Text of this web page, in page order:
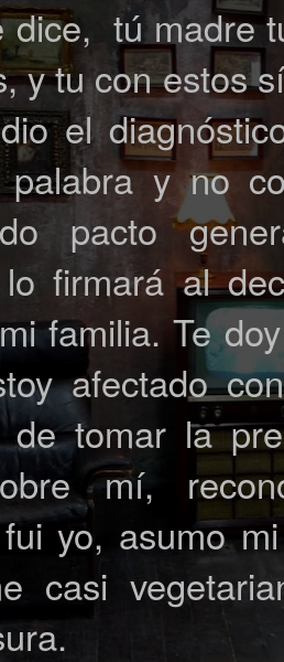
dice, tú madre
y tu con estos
el
y no
pacto
lo firmará al
familia. Te
afectado
tomar la
mí,
yo, asumo
casi